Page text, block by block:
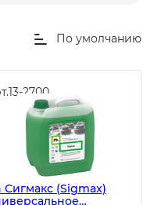
По умолчанию
13-2700
Сигмакс (Sigmax)